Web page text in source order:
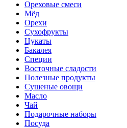
Ореховые смеси
Мёд
Орехи
Сухофрукты
Цукаты
Бакалея
Специи
Восточные сладости
Полезные продукты
Сушеные овощи
Масло
Чай
Подарочные наборы
Посуда